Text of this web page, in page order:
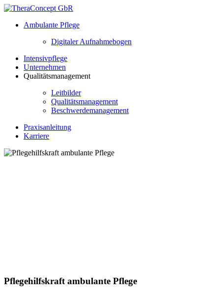
Ambulante Pflege
Digitaler Aufnahmebogen
Intensivpflege
Unternehmen
Qualitätsmanagement
Leitbilder
Qualitätsmanagement
Beschwerdemanagement
Praxisanleitung
Karriere
Pflegehilfskraft ambulante Pflege